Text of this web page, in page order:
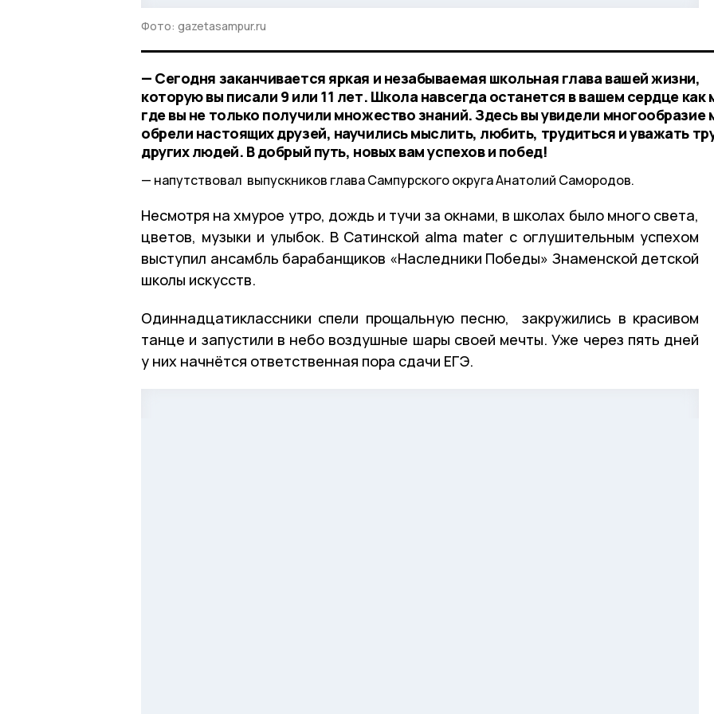
Фото: gazetasampur.ru
— Сегодня заканчивается яркая и незабываемая школьная глава вашей жизни,
которую вы писали 9 или 11 лет. Школа навсегда останется в вашем сердце как
где вы не только получили множество знаний. Здесь вы увидели многообразие
обрели настоящих друзей, научились мыслить, любить, трудиться и уважать
других людей. В добрый путь, новых вам успехов и побед!
напутствовал выпускников глава Сампурского округа Анатолий Самородов.
Несмотря на хмурое утро, дождь и тучи за окнами, в школах было много света,
цветов, музыки и улыбок. В Сатинской alma mater с оглушительным успехом
выступил ансамбль барабанщиков «Наследники Победы» Знаменской детской
школы искусств.
Одиннадцатиклассники спели прощальную песню, закружились в красивом
танце и запустили в небо воздушные шары своей мечты. Уже через пять дней
у них начнётся ответственная пора сдачи ЕГЭ.